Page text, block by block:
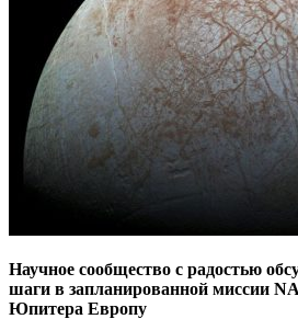
Научное сообщество с радостью
шаги в запланированной миссии
Юпитера Европу